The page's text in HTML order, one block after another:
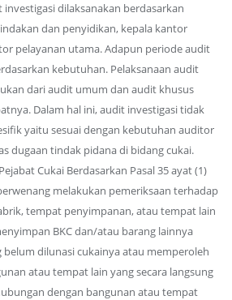
investigasi dilaksanakan berdasarkan
dan penyidikan, kepala kantor
pelayanan utama. Adapun periode audit
kebutuhan. Pelaksanaan audit
dari audit umum dan audit khusus
Dalam hal ini, audit investigasi tidak
yaitu sesuai dengan kebutuhan auditor
dugaan tindak pidana di bidang cukai.
Cukai Berdasarkan Pasal 35 ayat (1)
melakukan pemeriksaan terhadap
tempat penyimpanan, atau tempat lain
BKC dan/atau barang lainnya
belum dilunasi cukainya atau memperoleh
atau tempat lain yang secara langsung
dengan bangunan atau tempat